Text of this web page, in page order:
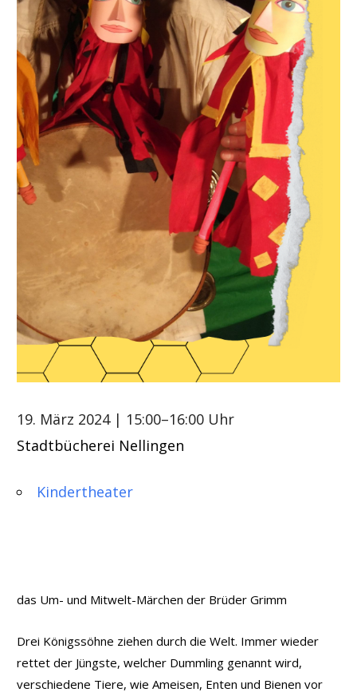
19. März 2024 | 15:00–16:00 Uhr
Stadtbücherei Nellingen
Kindertheater
das Um- und Mitwelt-Märchen der Brüder Grimm
Drei Königssöhne ziehen durch die Welt. Immer wieder
rettet der Jüngste, welcher Dummling genannt wird,
verschiedene Tiere, wie Ameisen, Enten und Bienen vor